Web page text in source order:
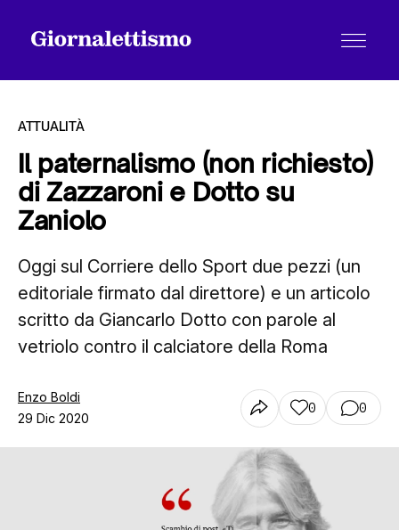
Tutti gli articoli
Chi siamo
Contatti
ATTUALITÀ
Il paternalismo (non richiesto)
di Zazzaroni e Dotto su
Zaniolo
Oggi sul Corriere dello Sport due pezzi (un
editoriale firmato dal direttore) e un articolo
scritto da Giancarlo Dotto con parole al
vetriolo contro il calciatore della Roma
Enzo Boldi
29 Dic 2020
0 0